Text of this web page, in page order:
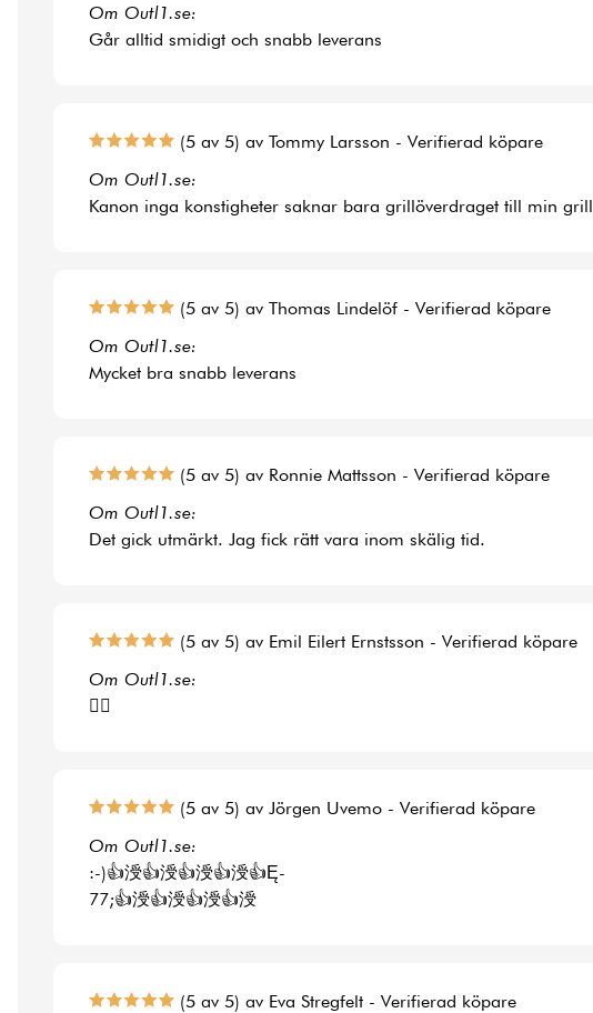
Om Outl1.se:
Går alltid smidigt och snabb leverans
(5 av 5) av Tommy Larsson - Verifierad köpare
Om Outl1.se:
Kanon inga konstigheter saknar bara grillöverdraget till min grill
(5 av 5) av Thomas Lindelöf - Verifierad köpare
Om Outl1.se:
Mycket bra snabb leverans
(5 av 5) av Ronnie Mattsson - Verifierad köpare
Om Outl1.se:
Det gick utmärkt. Jag fick rätt vara inom skälig tid.
(5 av 5) av Emil Eilert Ernstsson - Verifierad köpare
Om Outl1.se:
👍🏻
(5 av 5) av Jörgen Uvemo - Verifierad köpare
Om Outl1.se:
:-)👍涭👍涭👍涭👍涭👍Ę-
77;👍涭👍涭👍涭👍涭
(5 av 5) av Eva Stregfelt - Verifierad köpare